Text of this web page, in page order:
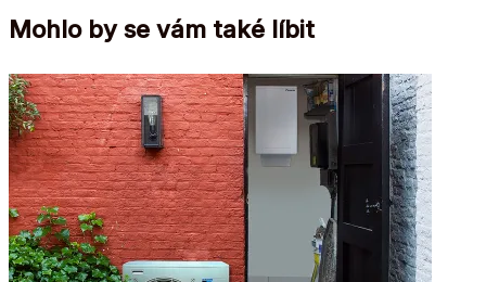
Mohlo by se vám také líbit